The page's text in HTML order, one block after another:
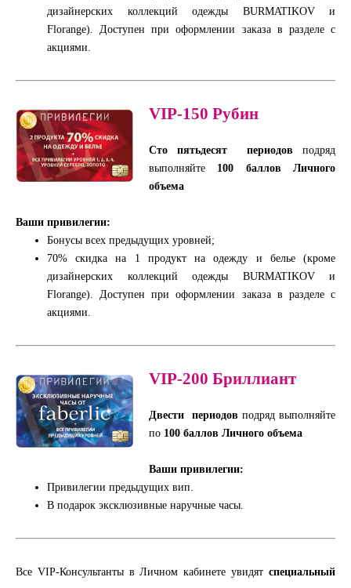
дизайнерских коллекций одежды BURMATIKOV и
Florange). Доступен при оформлении заказа в разделе с
акциями.
VIP-150 Рубин
Сто пятьдесят периодов подряд
выполняйте 100 баллов Личного
объема
Ваши привилегии:
Бонусы всех предыдущих уровней;
70% скидка на 1 продукт на одежду и белье (кроме
дизайнерских коллекций одежды BURMATIKOV и
Florange). Доступен при оформлении заказа в разделе с
акциями.
VIP-200 Бриллиант
Двести периодов подряд выполняйте
по 100 баллов Личного объема
Ваши привилегии:
Привилегии предыдущих вип.
В подарок эксклюзивные наручные часы.
Все VIP-Консультанты в Личном кабинете увидят специальный